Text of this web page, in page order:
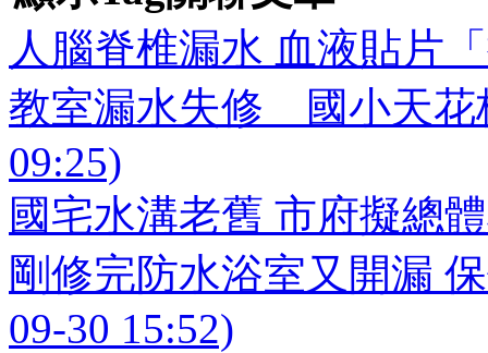
人腦脊椎漏水 血液貼片
教室漏水失修 國小天花
09:25)
國宅水溝老舊 市府擬總
剛修完防水浴室又開漏
09-30 15:52)